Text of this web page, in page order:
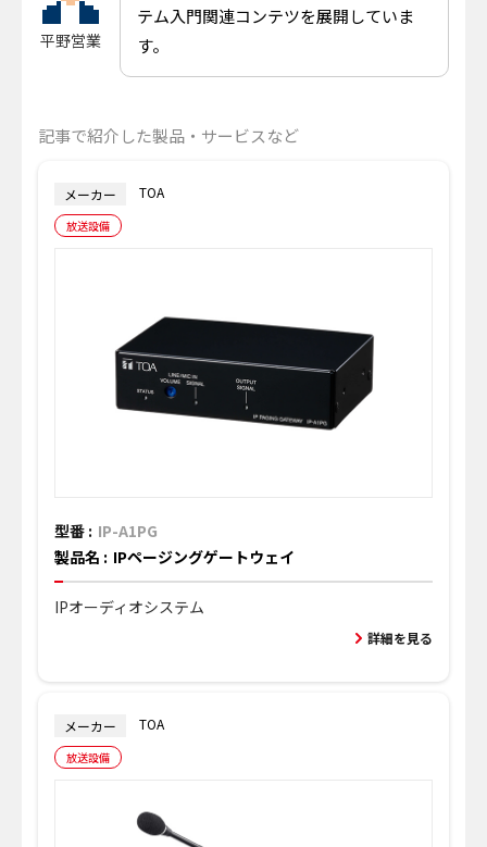
平野営業
テム入門関連コンテツを展開していま
す。
記事で紹介した製品・サービスなど
メーカー TOA
放送設備
型番 : IP-A1PG
製品名 : IPページングゲートウェイ
IPオーディオシステム
詳細を見る
メーカー TOA
放送設備